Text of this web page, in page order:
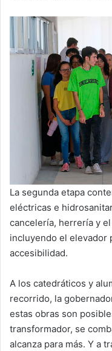
La segunda etapa
eléctricas e
cancelería, herrería y
incluyendo el elevador
accesibilidad.
A los catedráticos y
recorrido, la
estas obras son
transformador, se
alcanza para más. Y a